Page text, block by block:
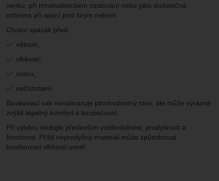
venku, při minimalistickém cestování nebo jako dodatečná
ochrana při spaní pod širým nebem.
Chrání spacák před:
větrem,
vlhkostí,
rosou,
nečistotami.
Bivakovací vak nenahrazuje plnohodnotný stan, ale může výrazně
zvýšit tepelný komfort a bezpečnost.
Při výběru sledujte především voděodolnost, prodyšnost a
hmotnost. Příliš neprodyšný materiál může způsobovat
kondenzaci vlhkosti uvnitř.